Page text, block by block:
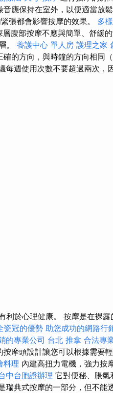
音應保持在室外，以便適當放鬆
張都會影響按摩的效果。 多
層腹部按摩不應與簡單、舒緩
。 養護中心 單人房 護理之家
的方向，與時鐘的方向相同（
每週使用次數不要超過兩次，
於心理健康。 按摩是在裸露
瓷冠的優勢 助您成功的網路行
的專業公司 台北 推拿 合法專
摩頭設計讓您可以根據需要
料理 內建高扭力電機，強力按
中台胞證辦理 它對便秘、脹氣
瑞典式按摩的一部分，但不能